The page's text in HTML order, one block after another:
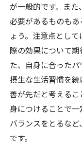
が一般的です。ま
必要があるものも
ょう。注意点とし
際の効果について
た、自身に合った
摂生な生活習慣を
善が先だと考えるこ
身につけることで
バランスをとるな
です。